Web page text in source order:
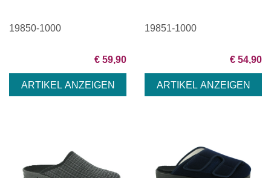
19850-1000
€ 59,90
19851-1000
€ 54,90